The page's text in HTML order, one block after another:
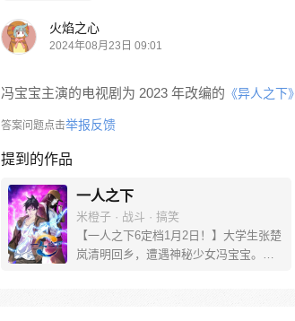
火焰之心
2024年08月23日 09:01
冯宝宝主演的电视剧为 2023 年改编的 《异人之下》
答案问题点击举报反馈
提到的作品
一人之下
米橙子 · 战斗 · 搞笑
【一人之下6定档1月2日！】大学生张楚
岚清明回乡，遭遇神秘少女冯宝宝。素